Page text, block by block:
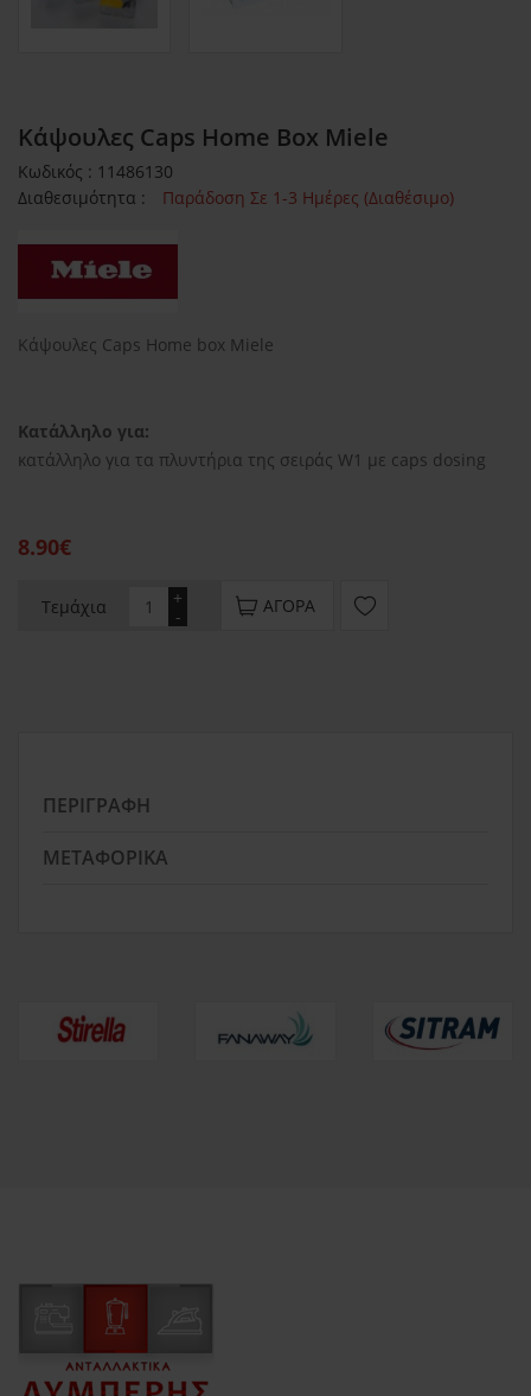
Kάψουλες Caps Home Box Miele
Κωδικός : 11486130
Διαθεσιμότητα :
Παράδοση Σε 1-3 Ημέρες (Διαθέσιμο)
Kάψουλες Caps Home box Miele
Κατάλληλο για:
κατάλληλο για τα πλυντήρια της σειράς W1 με caps dosing
8.90€
Τεμάχια -
+ ΑΓΟΡΆ
ΠΕΡΙΓΡΑΦΉ
ΜΕΤΑΦΟΡΙΚΆ